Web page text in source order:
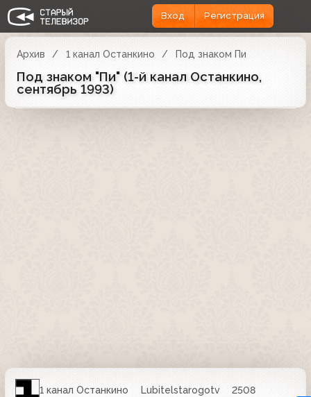
Вход Регистрация
Архив 1 канал Останкино Под знаком Пи
Под знаком "Пи" (1-й канал Останкино,
сентябрь 1993)
1 канал Останкино Lubitelstarogotv
2508